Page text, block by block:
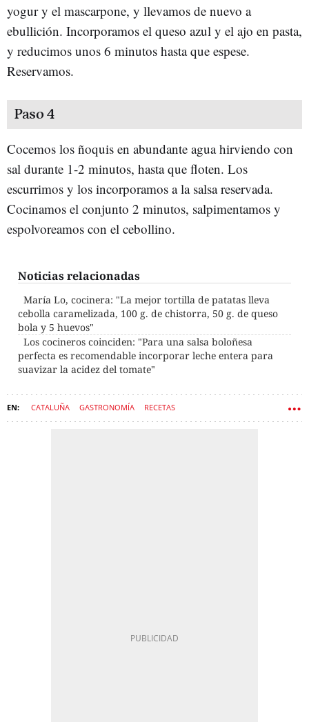
yogur y el mascarpone, y llevamos de nuevo a
ebullición. Incorporamos el queso azul y el ajo en pasta,
y reducimos unos 6 minutos hasta que espese.
Reservamos.
Paso 4
Cocemos los ñoquis en abundante agua hirviendo con
sal durante 1-2 minutos, hasta que floten. Los
escurrimos y los incorporamos a la salsa reservada.
Cocinamos el conjunto 2 minutos, salpimentamos y
espolvoreamos con el cebollino.
Noticias relacionadas
María Lo, cocinera: "La mejor tortilla de patatas lleva
cebolla caramelizada, 100 g. de chistorra, 50 g. de queso
bola y 5 huevos"
Los cocineros coinciden: "Para una salsa boloñesa
perfecta es recomendable incorporar leche entera para
suavizar la acidez del tomate"
CATALUÑA GASTRONOMÍA RECETAS